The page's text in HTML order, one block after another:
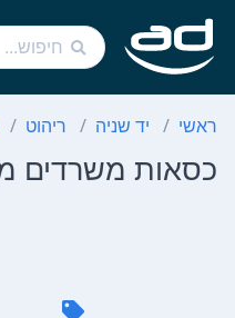
ראשי יד שניה ריהוט
כסאות משרדים